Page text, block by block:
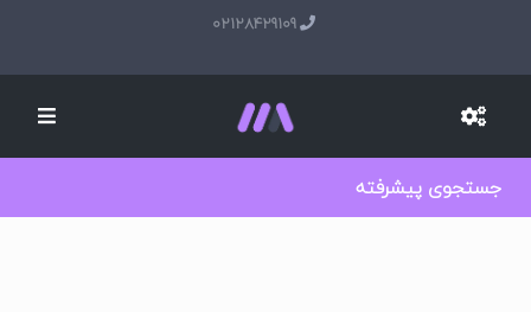
02128429109
جستجوی پیشرفته